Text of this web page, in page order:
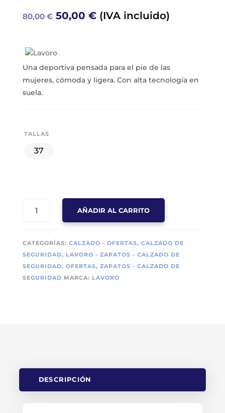
80,00€ El
era:
80,00 €.
50,00 €El
50,00 €.
(IVA incluido)
Una deportiva pensada para el pie de las
mujeres, cómoda y ligera. Con alta tecnología en
suela.
TALLAS
37
AÑADIR AL CARRITO
CATEGORÍAS: CALZADO - OFERTAS, CALZADO DE
SEGURIDAD, LAVORO - ZAPATOS - CALZADO DE
SEGURIDAD, OFERTAS, ZAPATOS - CALZADO DE
SEGURIDAD MARCA: LAVORO
DESCRIPCIÓN